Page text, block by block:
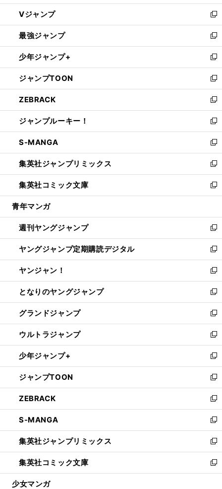
ウ
ィ
ン
ド
ウ
で
開
く
し
い
ウ
ィ
ン
ド
ウ
で
開
く
Vジャンプ
新
し
い
ウ
ィ
ン
ド
ウ
で
開
く
最強ジャンプ
新
し
い
ウ
ィ
ン
ド
ウ
で
開
く
少年ジャンプ+
新
し
い
ウ
ィ
ン
ド
ウ
で
開
く
ジャンプTOON
新
し
い
ウ
ィ
ン
ド
ウ
で
開
く
ZEBRACK
新
し
い
ウ
ィ
ン
ド
ウ
で
開
ジャンプルーキー！
新
し
い
ウ
ィ
ン
ド
ウ
開
く
S-MANGA
新
し
い
ウ
ィ
ン
ウ
で
開
く
集英社ジャンプリミックス
新
し
い
ウ
ン
ド
ウ
で
開
く
集英社コミック文庫
新
し
ウ
ィ
ン
ド
ウ
で
開
く
青年マンガ
週刊ヤングジャンプ
新
し
い
ウ
ィ
ン
ド
ウ
で
開
く
ヤングジャンプ定期購読デジタル
新
し
い
ウ
ィ
ン
ド
ウ
で
開
く
ヤンジャン！
新
し
い
ウ
ィ
ン
ド
ウ
で
開
く
となりのヤングジャンプ
新
し
い
ウ
ィ
ン
ド
ウ
で
開
く
グランドジャンプ
新
し
い
ウ
ィ
ン
ド
ウ
で
開
く
ウルトラジャンプ
新
し
い
ウ
ィ
ン
ド
ウ
で
開
く
少年ジャンプ+
新
し
い
ウ
ィ
ン
ド
ウ
で
開
く
ジャンプTOON
新
し
い
ウ
ィ
ン
ド
ウ
で
開
ZEBRACK
新
し
い
ウ
ィ
ン
ド
ウ
S-MANGA
新
し
い
ウ
ィ
ン
集英社ジャンプリミックス
新
し
い
ウ
集英社コミック文庫
新
し
少女マンガ